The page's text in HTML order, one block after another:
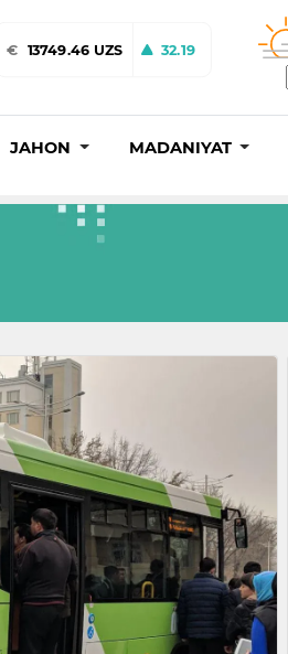
€ 13749.46 UZS 32.19
JAHON MADANIYAT